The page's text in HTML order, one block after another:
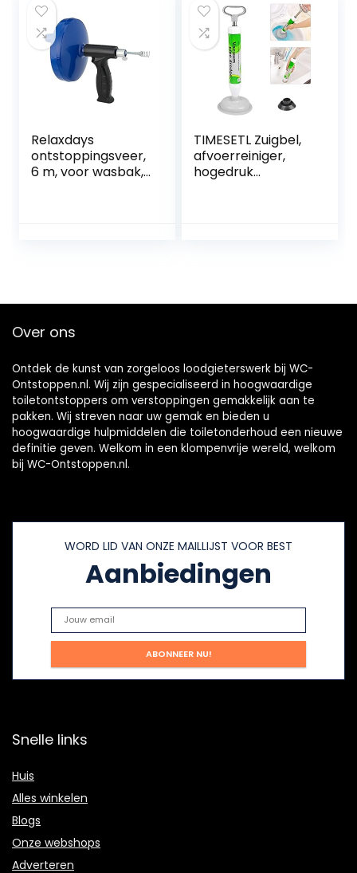
toilet ontstopper
gereedschap voor
het deblokkeren
van badkuip,
afvoer en
Ontstopper
Gootsteenontstop
per Hout Douche
Kolom Universeel
Relaxdays
ontstoppingsveer,
6 m, voor wasbak,
TIMESETL Zuigbel,
afvoerreiniger,
hogedruk
Over ons
Ontdek de kunst van zorgeloos loodgieterswerk bij WC-
Ontstoppen.nl. Wij zijn gespecialiseerd in hoogwaardige
toiletontstoppers om verstoppingen gemakkelijk aan te
pakken. Wij streven naar uw gemak en bieden u
hoogwaardige hulpmiddelen die toiletonderhoud een nieuwe
definitie geven. Welkom in een klompenvrije wereld, welkom
bij WC-Ontstoppen.nl.
WORD LID VAN ONZE MAILLIJST VOOR BEST
Aanbiedingen
Snelle links
Huis
Alles winkelen
Blogs
Onze webshops
Adverteren